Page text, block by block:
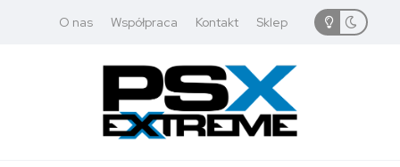
O nas Współpraca Kontakt Sklep